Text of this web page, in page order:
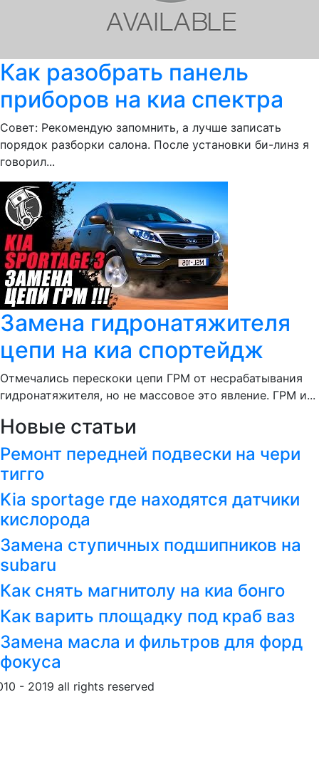
Как разобрать панель
приборов на киа спектра
Совет: Рекомендую запомнить, а лучше записать
порядок разборки салона. После установки би-линз я
говорил...
Замена гидронатяжителя
цепи на киа спортейдж
Отмечались перескоки цепи ГРМ от несрабатывания
гидронатяжителя, но не массовое это явление. ГРМ и...
Новые статьи
Ремонт передней подвески на чери
тигго
Kia sportage где находятся датчики
кислорода
Замена ступичных подшипников на
subaru
Как снять магнитолу на киа бонго
Как варить площадку под краб ваз
Замена масла и фильтров для форд
фокуса
- 2019 all rights reserved